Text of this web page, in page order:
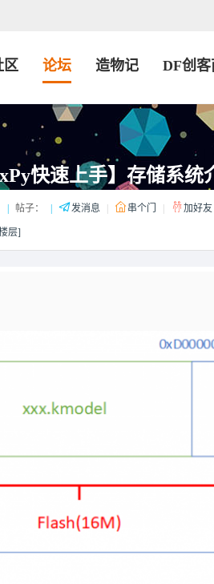
区 论坛 造物记 DF创客
快速上手】存储系统
帖子： 发消息 串个门 加好友
层]